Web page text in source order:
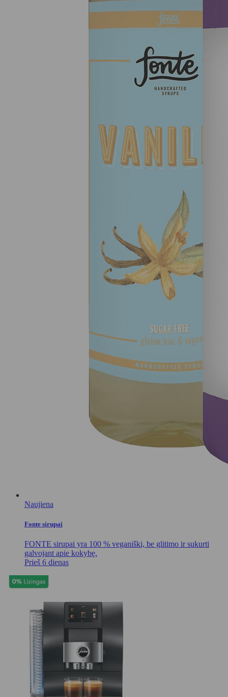
Naujiena
Fonte sirupai
FONTE sirupai yra 100 % veganiški, be glitimo ir sukurti
galvojant apie kokybę.
Prieš 6 dienas